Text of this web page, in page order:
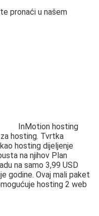
pronaći u našem
InMotion hosting
hosting. Tvrtka
hosting dijeljenje
na njihov Plan
na samo 3,99 USD
godine. Ovaj mali paket
hosting 2 web